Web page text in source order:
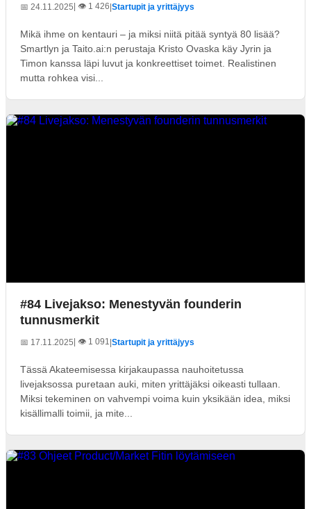
📅 24.11.2025| 👁️ 1 426 Startupit ja yrittäjyys
Mikä ihme on kentauri – ja miksi niitä pitää syntyä 80 lisää?
Smartlyn ja Taito.ai:n perustaja Kristo Ovaska käy Jyrin ja
Timon kanssa läpi luvut ja konkreettiset toimet. Realistinen
mutta rohkea visi...
#84 Livejakso: Menestyvän founderin
tunnusmerkit
📅 17.11.2025| 👁️ 1 091 Startupit ja yrittäjyys
Tässä Akateemisessa kirjakaupassa nauhoitetussa
livejaksossa puretaan auki, miten yrittäjäksi oikeasti tullaan.
Miksi tekeminen on vahvempi voima kuin yksikään idea, miksi
kisällimalli toimii, ja mite...